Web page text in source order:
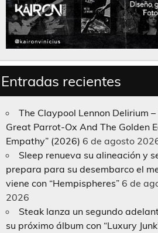
Entradas recientes
The Claypool Lennon Delirium –
Great Parrot-Ox And The Golden
Empathy” (2026) 6 de agosto
Sleep renueva su alineación y
prepara para su desembarco el
viene con “Hempispheres” 6 de
2026
Steak lanza un segundo
su próximo álbum con “Luxury